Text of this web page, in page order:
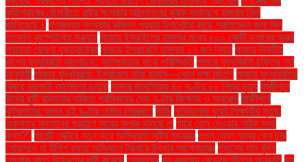
কুড়িগ্রামের রৌমারীতে রাষ্ট্র সংস্কার আন্দোলনের কৃষক সমাবেশে হামলার নিন্দা
জানিয়েছে। গণমাধ্যম সংস্কার কমিশন প্রধান উপদেষ্টার কাছে প্রতিবেদন জমা দিল
গতকাল বৃহস্পতিবার সন্ধ্যায় গাজায় ইসরাইলের হামলার মধ্যে ৮০০ কোটি ডলারের অস্ত্র
সহায়তা ঘোষণা যুক্তরাষ্ট্রের গাজায় ইসরায়েলি হামলায় ১৭ জন নিহত গাজায় দ্বিতীয়
ধাপের যুদ্ধবিরতি আলোচনা: অনিশ্চয়তার মাঝে পরিস্থিতি গাজায় যুদ্ধবিরতি চুক্তির শর্ত
অনুযায়ী গাজায় যুদ্ধবিরতি: ইসরায়েল নাকি হামাস—কোন পক্ষ জিতল গাজায় যুদ্ধবিরতির
বিষয়ে ভালোই আলোচনা চলছে গাজার জাবালিয়ায় ৪৮ ঘণ্টায় ৫০ শিশুর মৃত্যু গাজীপুরে
ঈদের ছুটি বাড়ানোর দাবিতে শ্রমিকদের দেড় ঘণ্টার বিক্ষোভ ও অবরোধ গাজীপুরে
ঝুটগুদামের আগুন দুই ঘণ্টার চেষ্টায় নিয়ন্ত্রণে গাড়ি গাড়িচাপায় বুয়েট শিক্ষার্থীর মৃত্যু:
একমাত্র সন্তানের প্রয়াণে মায়ের অশ্রু থামছে না গায়ে তেল দেওয়ার সঠিক সময়
কখন?" গার্মেন্ট সেক্টরে নতুন করে অস্থিরতা সৃষ্টির ষড়যন্ত্র গুগল ফোন নম্বর কেন চায়
গোয়ালন্দে মা ইলিশ রক্ষায় অভিযানে ট্রলারে উদ্ধার আগ্নেয়াস্ত্র গ্যাসের দাম বৃদ্ধি